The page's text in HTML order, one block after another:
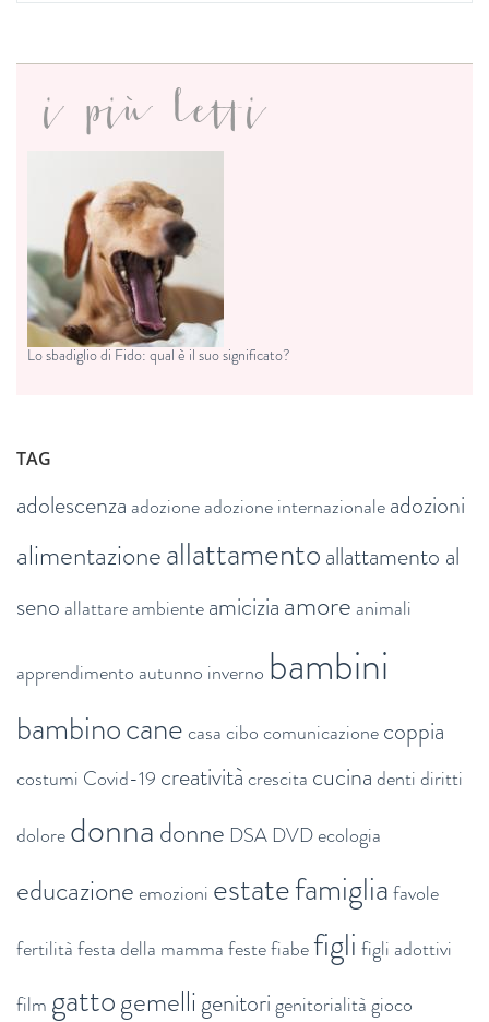
i più letti
Lo sbadiglio di Fido: qual è il suo significato?
TAG
adolescenza adozioneadozione internazionaleadozioni
alimentazioneallattamentoallattamento al
seno allattareambienteamiciziaamore animali
apprendimento autunno inverno bambini
bambinocanecasacibocomunicazionecoppia
costumi Covid-19 creativitàcrescita cucinadentidiritti
doloredonnadonne DSA DVDecologia
educazioneemozioni estatefamigliafavole
fertilitàfesta della mammafestefiabefigli figli adottivi
film gattogemelligenitorigenitorialitàgioco